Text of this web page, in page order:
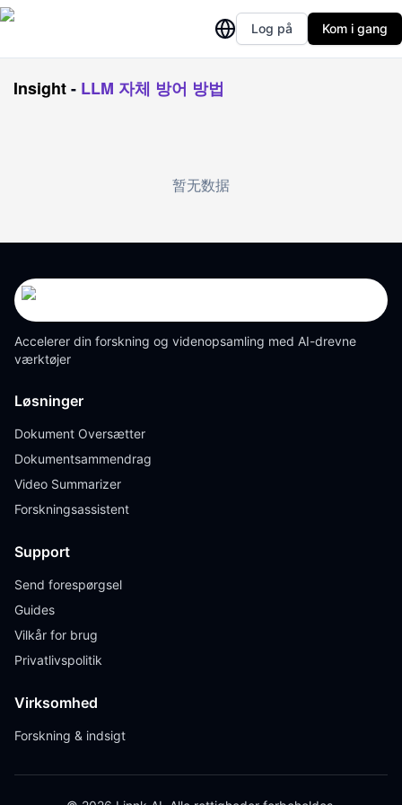
Log på Kom i gang
Insight- LLM 자체 방어 방법
暂无数据
Accelerer din forskning og videnopsamling med AI-drevne
værktøjer
Løsninger
Dokument Oversætter
Dokumentsammendrag
Video Summarizer
Forskningsassistent
Support
Send forespørgsel
Guides
Vilkår for brug
Privatlivspolitik
Virksomhed
Forskning & indsigt